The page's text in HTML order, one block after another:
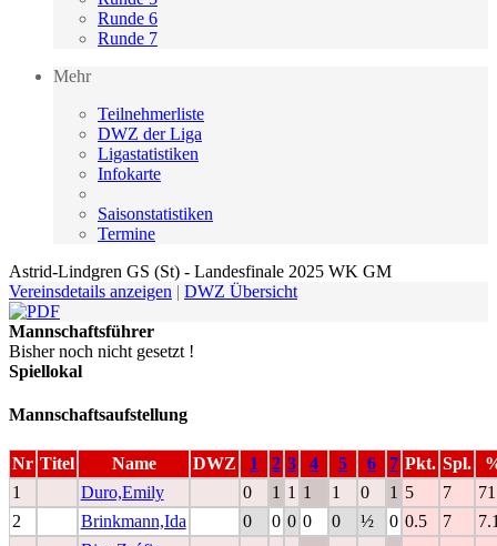
Runde 6
Runde 7
Mehr
Teilnehmerliste
DWZ der Liga
Ligastatistiken
Infokarte
Saisonstatistiken
Termine
Astrid-Lindgren GS (St) - Landesfinale 2025 WK GM
Vereinsdetails anzeigen | DWZ Übersicht
Mannschaftsführer
Bisher noch nicht gesetzt !
Spiellokal
Mannschaftsaufstellung
Nr Titel Name DWZ 1 2 3 4 5 6 7 Pkt. Spl.
1
Duro,Emily 0 1 1 1 1 0 1 5 7
2
Brinkmann,Ida 0 0 0 0 0 ½ 0 0.5 7